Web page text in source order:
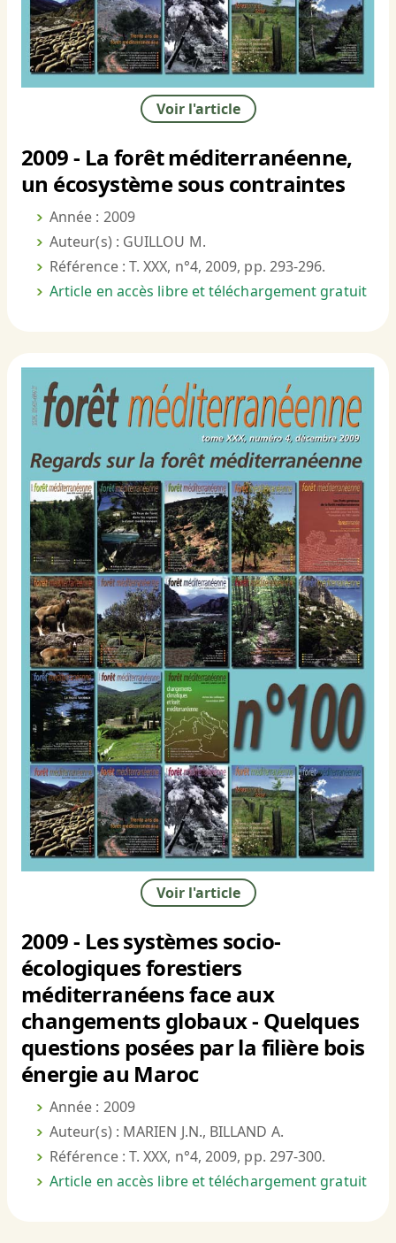
Voir l'article
2009 - La forêt méditerranéenne,
un écosystème sous contraintes
Année : 2009
Auteur(s) : GUILLOU M.
Référence : T. XXX, n°4, 2009, pp. 293-296.
Article en accès libre et téléchargement gratuit
Voir l'article
2009 - Les systèmes socio-
écologiques forestiers
méditerranéens face aux
changements globaux - Quelques
questions posées par la filière bois
énergie au Maroc
Année : 2009
Auteur(s) : MARIEN J.N., BILLAND A.
Référence : T. XXX, n°4, 2009, pp. 297-300.
Article en accès libre et téléchargement gratuit